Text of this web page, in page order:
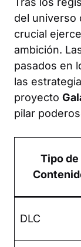
del universo
crucial
ambición.
pasados en
las
proyecto
pilar
Tipo de
DLC